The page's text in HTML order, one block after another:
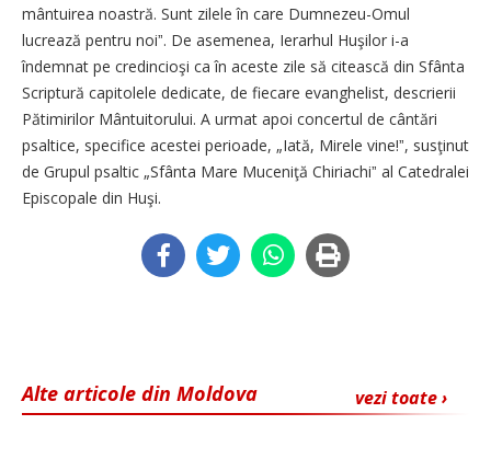
mântuirea noastră. Sunt zilele în care Dumnezeu-Omul
lucrează pentru noiˮ. De asemenea, Ierarhul Huşilor i-a
îndemnat pe credincioşi ca în aceste zile să citească din Sfânta
Scriptură capitolele dedicate, de fiecare evanghelist, descrierii
Pătimirilor Mântuitorului. A urmat apoi concertul de cântări
psaltice, specifice acestei perioade, „Iată, Mirele vine!ˮ, susţinut
de Grupul psaltic „Sfânta Mare Muceniţă Chiriachiˮ al Catedralei
Episcopale din Huşi.
vezi toate ›
Alte articole din Moldova